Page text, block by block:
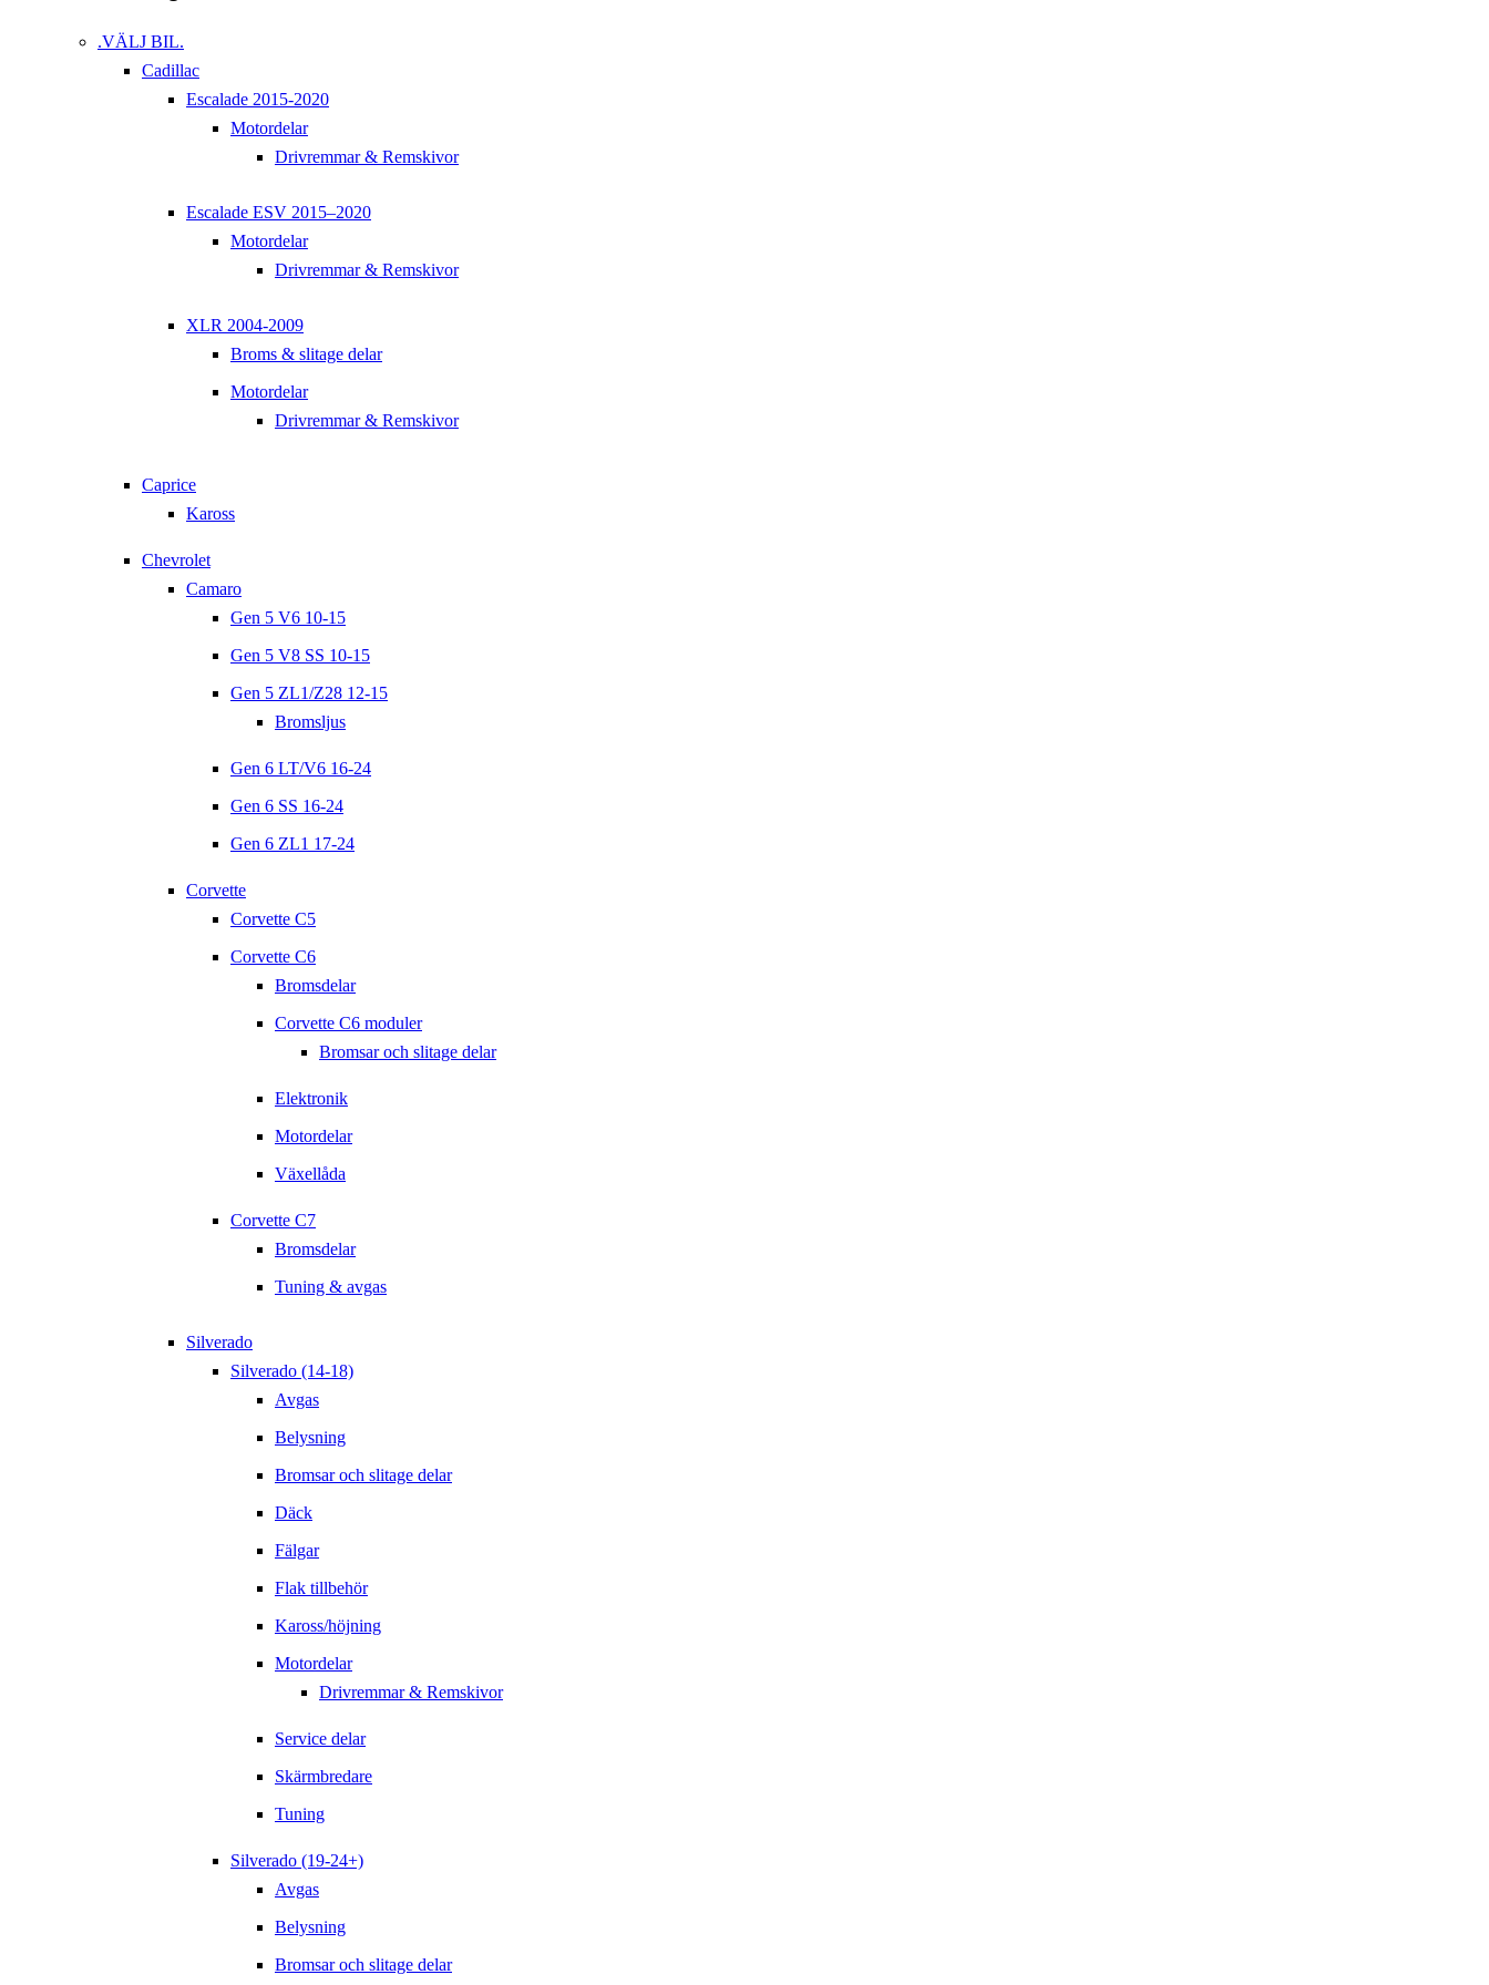
.VÄLJ BIL.
Cadillac
Escalade 2015-2020
Motordelar
Drivremmar & Remskivor
Escalade ESV 2015–2020
Motordelar
Drivremmar & Remskivor
XLR 2004-2009
Broms & slitage delar
Motordelar
Drivremmar & Remskivor
Caprice
Kaross
Chevrolet
Camaro
Gen 5 V6 10-15
Gen 5 V8 SS 10-15
Gen 5 ZL1/Z28 12-15
Bromsljus
Gen 6 LT/V6 16-24
Gen 6 SS 16-24
Gen 6 ZL1 17-24
Corvette
Corvette C5
Corvette C6
Bromsdelar
Corvette C6 moduler
Bromsar och slitage delar
Elektronik
Motordelar
Växellåda
Corvette C7
Bromsdelar
Tuning & avgas
Silverado
Silverado (14-18)
Avgas
Belysning
Bromsar och slitage delar
Däck
Fälgar
Flak tillbehör
Kaross/höjning
Motordelar
Drivremmar & Remskivor
Service delar
Skärmbredare
Tuning
Silverado (19-24+)
Avgas
Belysning
Bromsar och slitage delar